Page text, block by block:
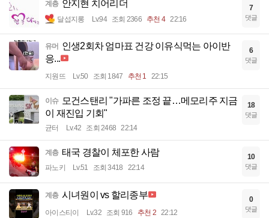
계층 안지현 치어리더
달섭지롱 Lv.94 조회 2366 추천 4 22:16
7
댓글
유머 인생2회차 엄마표 건강 이유식먹는 아이반
응...
지원뜨 Lv.50 조회 1847 추천 1 22:15
6
댓글
이슈
모건스탠리 "가파른 조정 끝…메모리주 지금
이 재진입 기회"
균터 Lv.42 조회 2468 22:14
18
댓글
계층 태국 경찰이 체포한 사람
파노키 Lv.51 조회 3418 22:14
10
댓글
계층 시녀원이 vs 할리종부
아이스티이 Lv.32 조회 916 추천 2 22:12
0
댓글